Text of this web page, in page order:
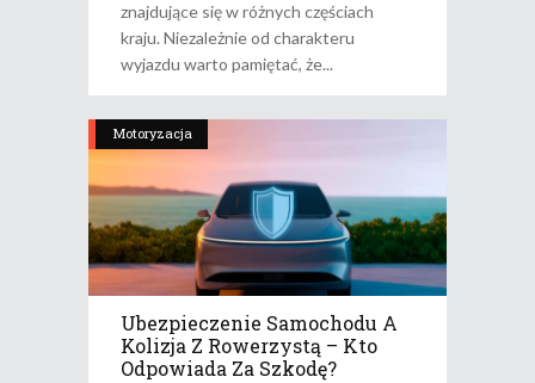
znajdujące się w różnych częściach
kraju. Niezależnie od charakteru
wyjazdu warto pamiętać, że
Motoryzacja
Ubezpieczenie Samochodu A
Kolizja Z Rowerzystą – Kto
Odpowiada Za Szkodę?